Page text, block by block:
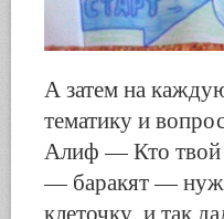
А затем на
тематику и
Алиф — Кто твой
— баракят —
клеточку, и так